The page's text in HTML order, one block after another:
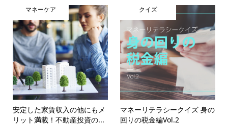
マネーケア
安定した家賃収入の他にもメ
リット満載！不動産投資の...
クイズ
マネーリテラシークイズ 身の
回りの税金編Vol.2